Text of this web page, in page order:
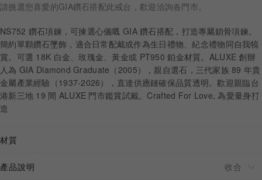
最新消息
婚禮護照
線上購物
LANGUAGE
請挑選您喜愛的GIA鑽石搭配此戒台，歡迎洽詢各門市。
NS752 鑽石項鍊，可揀選心儀嘅 GIA 鑽石搭配，打造專屬鎖骨項鍊。
簡約單顆鑽石墜飾，適合日常配戴或作為生日禮物、紀念禮物同自我犒
賞。可選 18K 白金、玫瑰金、黃金或 PT950 鉑金材質。ALUXE 創辦
人為 GIA Diamond Graduate（2005），親自選石，三代家族 89 年貴
金屬產業經驗（1937-2026），直達供應鏈確保品質透明。歡迎親臨台
港新三地 19 間 ALUXE 門市鑑賞試戴。Crafted For Love, 為愛量身打
造
材質
產品說明